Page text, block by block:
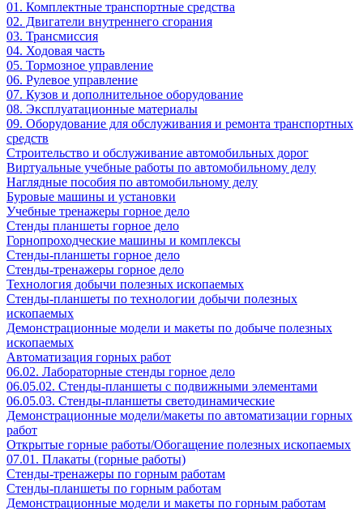
01. Комплектные транспортные средства
02. Двигатели внутреннего сгорания
03. Трансмиссия
04. Ходовая часть
05. Тормозное управление
06. Рулевое управление
07. Кузов и дополнительное оборудование
08. Эксплуатационные материалы
09. Оборудование для обслуживания и ремонта транспортных
средств
Строительство и обслуживание автомобильных дорог
Виртуальные учебные работы по автомобильному делу
Наглядные пособия по автомобильному делу
Буровые машины и установки
Учебные тренажеры горное дело
Стенды планшеты горное дело
Горнопроходческие машины и комплексы
Стенды-планшеты горное дело
Стенды-тренажеры горное дело
Технология добычи полезных ископаемых
Стенды-планшеты по технологии добычи полезных
ископаемых
Демонстрационные модели и макеты по добыче полезных
ископаемых
Автоматизация горных работ
06.02. Лабораторные стенды горное дело
06.05.02. Стенды-планшеты с подвижными элементами
06.05.03. Стенды-планшеты светодинамические
Демонстрационные модели/макеты по автоматизации горных
работ
Открытые горные работы/Обогащение полезных ископаемых
07.01. Плакаты (горные работы)
Стенды-тренажеры по горным работам
Стенды-планшеты по горным работам
Демонстрационные модели и макеты по горным работам